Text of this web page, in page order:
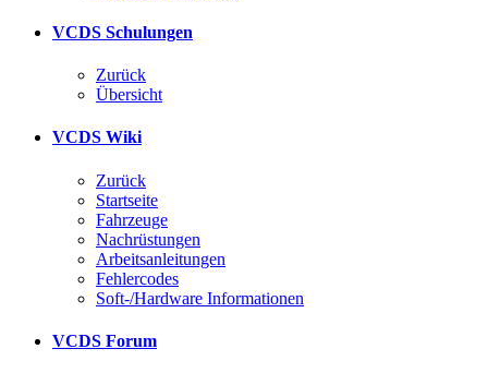
VCDS Schulungen
Zurück
Übersicht
VCDS Wiki
Zurück
Startseite
Fahrzeuge
Nachrüstungen
Arbeitsanleitungen
Fehlercodes
Soft-/Hardware Informationen
VCDS Forum